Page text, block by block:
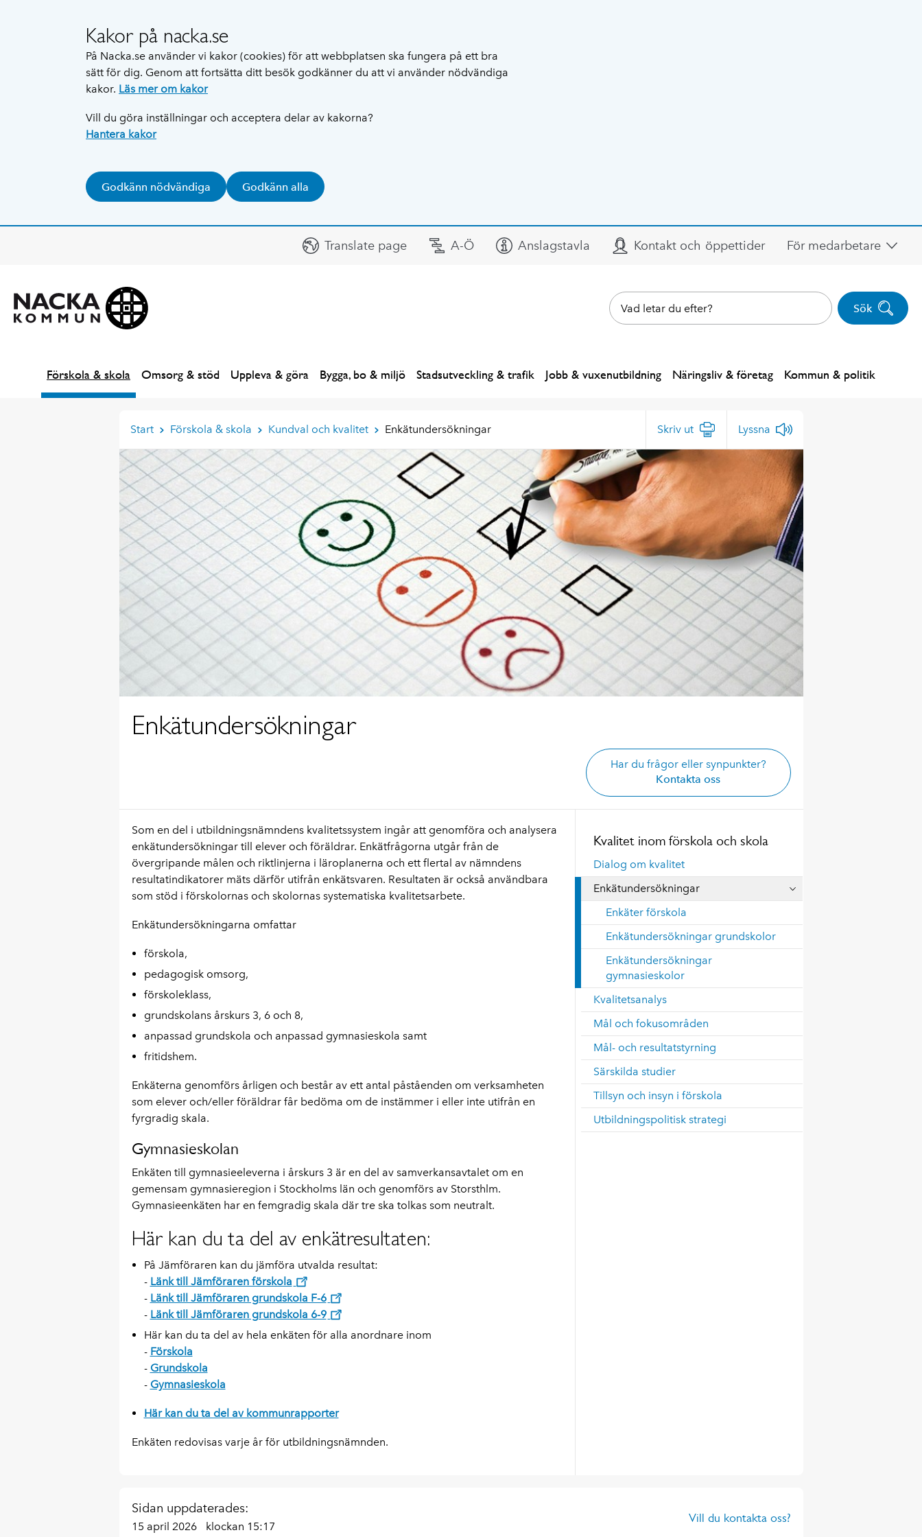
Kakor på nacka.se
På Nacka.se använder vi kakor (cookies) för att webbplatsen ska fungera på ett bra
sätt för dig. Genom att fortsätta ditt besök godkänner du att vi använder nödvändiga
kakor. Läs mer om kakor
Vill du göra inställningar och acceptera delar av kakorna?
Hantera kakor
Godkänn nödvändiga Godkänn alla
Translate page A-Ö Anslagstavla Kontakt och öppettider För medarbetare
Sök
Förskola & skola Omsorg & stöd Uppleva & göra Bygga, bo & miljö Stadsutveckling & trafik Jobb & vuxenutbildning Näringsliv & företag Kommun & politik
Start Förskola & skola Kundval och kvalitet Enkätundersökningar Skriv ut Lyssna
Enkätundersökningar
Har du frågor eller synpunkter?
Kontakta oss
Kvalitet inom förskola och skola
Dialog om kvalitet
Enkätundersökningar
Enkäter förskola
Enkätundersökningar grundskolor
Enkätundersökningar
gymnasieskolor
Kvalitetsanalys
Mål och fokusområden
Mål- och resultatstyrning
Särskilda studier
Tillsyn och insyn i förskola
Utbildningspolitisk strategi
Som en del i utbildningsnämndens kvalitetssystem ingår att genomföra och analysera
enkätundersökningar till elever och föräldrar. Enkätfrågorna utgår från de
övergripande målen och riktlinjerna i läroplanerna och ett flertal av nämndens
resultatindikatorer mäts därför utifrån enkätsvaren. Resultaten är också användbara
som stöd i förskolornas och skolornas systematiska kvalitetsarbete.
Enkätundersökningarna omfattar
förskola,
pedagogisk omsorg,
förskoleklass,
grundskolans årskurs 3, 6 och 8,
anpassad grundskola och anpassad gymnasieskola samt
fritidshem.
Enkäterna genomförs årligen och består av ett antal påståenden om verksamheten
som elever och/eller föräldrar får bedöma om de instämmer i eller inte utifrån en
fyrgradig skala.
Gymnasieskolan
Enkäten till gymnasieeleverna i årskurs 3 är en del av samverkansavtalet om en
gemensam gymnasieregion i Stockholms län och genomförs av Storsthlm.
Gymnasieenkäten har en femgradig skala där tre ska tolkas som neutralt.
Här kan du ta del av enkätresultaten:
På Jämföraren kan du jämföra utvalda resultat:
- Länk till Jämföraren förskola
- Länk till Jämföraren grundskola F-6
- Länk till Jämföraren grundskola 6-9
Här kan du ta del av hela enkäten för alla anordnare inom
- Förskola
- Grundskola
- Gymnasieskola
Här kan du ta del av kommunrapporter
Enkäten redovisas varje år för utbildningsnämnden.
Sidan uppdaterades:
15 april 2026 klockan 15:17
Vill du kontakta oss?